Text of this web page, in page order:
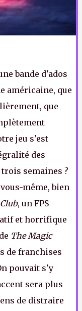
bande d'ados
américaine, que
que
jeu s'est
des
semaines ?
même, bien
, un FPS
et horrifique
The Magic
de franchises
pouvait s'y
sera plus
de distraire